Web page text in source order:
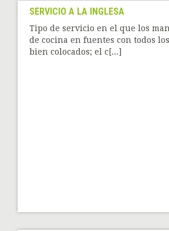
SERVICIO A LA INGLESA
Tipo de servicio en el que los
de cocina en fuentes con todos
bien colocados; el c[...]